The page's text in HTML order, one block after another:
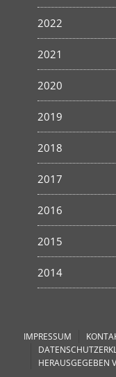
2022
2021
2020
2019
2018
2017
2016
2015
2014
IMPRESSUM
HERAUSGEGEBEN